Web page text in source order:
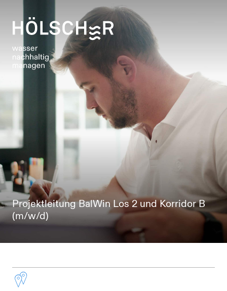
Projektleitung BalWin Los 2 und Korridor B
(m/w/d)